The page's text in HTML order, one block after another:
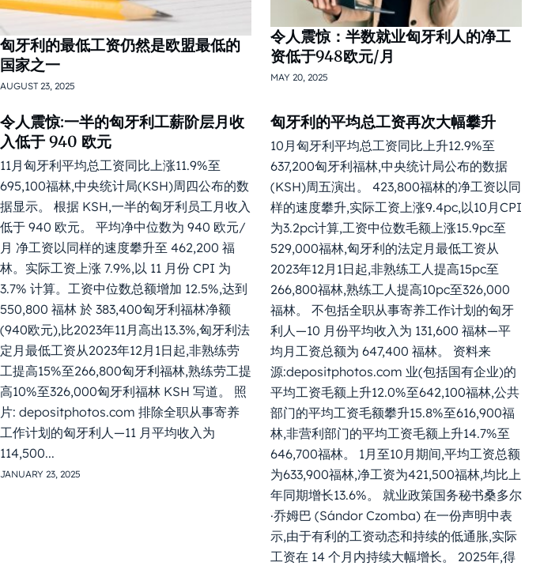
匈牙利的最低工资仍然是欧盟最低的
国家之一
AUGUST 23, 2025
令人震惊：半数就业匈牙利人的净工
资低于948欧元/月
MAY 20, 2025
令人震惊:一半的匈牙利工薪阶层月收
入低于 940 欧元
11月匈牙利平均总工资同比上涨11.9%至
695,100福林,中央统计局(KSH)周四公布的数
据显示。 根据 KSH,一半的匈牙利员工月收入
低于 940 欧元。 平均净中位数为 940 欧元/
月 净工资以同样的速度攀升至 462,200 福
林。实际工资上涨 7.9%,以 11 月份 CPI 为
3.7% 计算。工资中位数总额增加 12.5%,达到
550,800 福林 於 383,400匈牙利福林净额
(940欧元),比2023年11月高出13.3%,匈牙利法
定月最低工资从2023年12月1日起,非熟练劳
工提高15%至266,800匈牙利福林,熟练劳工提
高10%至326,000匈牙利福林 KSH 写道。 照
片: depositphotos.com 排除全职从事寄养
工作计划的匈牙利人—11 月平均收入为
114,500...
JANUARY 23, 2025
匈牙利的平均总工资再次大幅攀升
10月匈牙利平均总工资同比上升12.9%至
637,200匈牙利福林,中央统计局公布的数据
(KSH)周五演出。 423,800福林的净工资以同
样的速度攀升,实际工资上涨9.4pc,以10月CPI
为3.2pc计算,工资中位数毛额上涨15.9pc至
529,000福林,匈牙利的法定月最低工资从
2023年12月1日起,非熟练工人提高15pc至
266,800福林,熟练工人提高10pc至326,000
福林。 不包括全职从事寄养工作计划的匈牙
利人—10 月份平均收入为 131,600 福林—平
均月工资总额为 647,400 福林。 资料来
源:depositphotos.com 业(包括国有企业)的
平均工资毛额上升12.0%至642,100福林,公共
部门的平均工资毛额攀升15.8%至616,900福
林,非营利部门的平均工资毛额上升14.7%至
646,700福林。 1月至10月期间,平均工资总额
为633,900福林,净工资为421,500福林,均比上
年同期增长13.6%。 就业政策国务秘书桑多尔
·乔姆巴 (Sándor Czomba) 在一份声明中表
示,由于有利的工资动态和持续的低通胀,实际
工资在 14 个月内持续大幅增长。 2025年,得